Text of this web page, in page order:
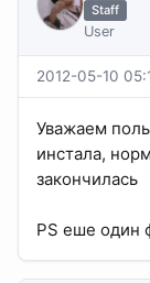
Staff
User
2012-05-10
Уважаем
инстала,
закончилась
PS еше один